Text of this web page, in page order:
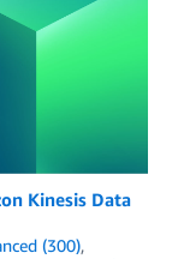
Kinesis Data
(300),